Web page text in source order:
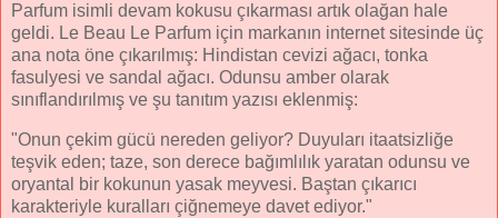
Parfum isimli devam kokusu çıkarması artık olağan hale
geldi. Le Beau Le Parfum için markanın internet sitesinde üç
ana nota öne çıkarılmış: Hindistan cevizi ağacı, tonka
fasulyesi ve sandal ağacı. Odunsu amber olarak
sınıflandırılmış ve şu tanıtım yazısı eklenmiş:
"Onun çekim gücü nereden geliyor? Duyuları itaatsizliğe
teşvik eden; taze, son derece bağımlılık yaratan odunsu ve
oryantal bir kokunun yasak meyvesi. Baştan çıkarıcı
karakteriyle kuralları çiğnemeye davet ediyor."